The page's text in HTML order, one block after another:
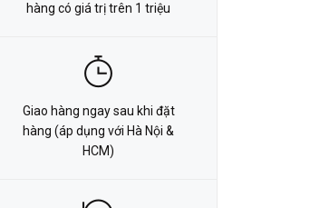
hàng có giá trị trên 1 triệu
Giao hàng ngay sau khi đặt
hàng (áp dụng với Hà Nội &
HCM)